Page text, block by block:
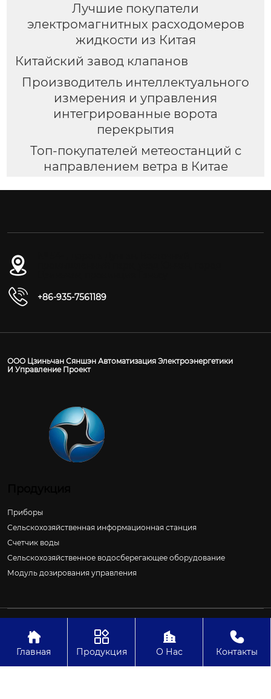
Лучшие покупатели
электромагнитных расходомеров
жидкости из Китая
Китайский завод клапанов
Производитель интеллектуального
измерения и управления
интегрированные ворота
перекрытия
Топ-покупателей метеостанций с
направлением ветра в Китае
+86-935-7561189
ООО Цзиньчан Сяншэн Автоматизация Электроэнергетики
И Управление Проект
Приборы
Сельскохозяйственная информационная станция
Счетчик воды
Сельскохозяйственное водосберегающее оборудование
Модуль дозирования управления
Электроэнергетики И Управление Проект

Главная

Продукция

О Нас

Контакты